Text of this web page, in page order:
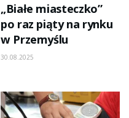
„Białe miasteczko”
po raz piąty na rynku
w Przemyślu
30.08.2025